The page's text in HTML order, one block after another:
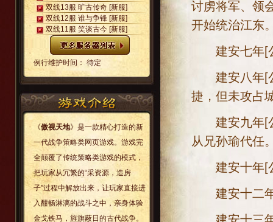
双线13服 旷古传奇 [新服]
双线12服 谁与争锋 [新服]
双线11服 笑谈古今 [新服]
例行维护时间： 待定
《傲视天地》是一款精心打造的新
一代战争策略类网页游戏。游戏完
全颠覆了传统策略类游戏的模式，
把玩家从冗繁的“采资源，造房
子”过程中解放出来，让玩家直接进
入酣畅淋漓的战斗之中，亲身体验
金戈铁马，旌旗蔽日的古代战争。
讨虏将军、领
开始统治江东
建安七年[公
建安八年[公
捷，但未攻占
建安九年[公
从兄孙瑜代任
建安十年[公
建安十二年[